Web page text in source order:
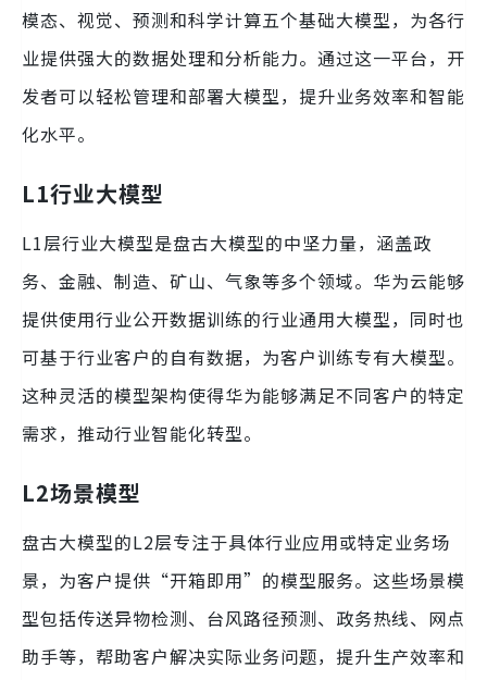
模态、视觉、预测和科学计算五个基础大模型，为各行
业提供强大的数据处理和分析能力。通过这一平台，开
发者可以轻松管理和部署大模型，提升业务效率和智能
化水平。
L1行业大模型
L1层行业大模型是盘古大模型的中坚力量，涵盖政
务、金融、制造、矿山、气象等多个领域。华为云能够
提供使用行业公开数据训练的行业通用大模型，同时也
可基于行业客户的自有数据，为客户训练专有大模型。
这种灵活的模型架构使得华为能够满足不同客户的特定
需求，推动行业智能化转型。
L2场景模型
盘古大模型的L2层专注于具体行业应用或特定业务场
景，为客户提供“开箱即用”的模型服务。这些场景模
型包括传送异物检测、台风路径预测、政务热线、网点
助手等，帮助客户解决实际业务问题，提升生产效率和